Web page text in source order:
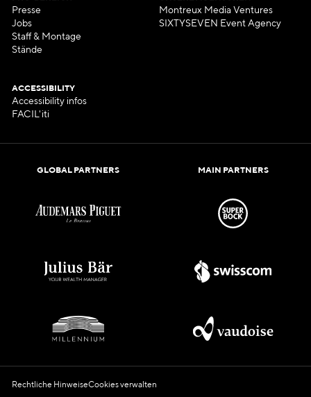
Presse
Jobs
Staff & Montage
Stände
Montreux Media Ventures
SIXTYSEVEN Event Agency
ACCESSIBILITY
Accessibility infos
FACIL'iti
GLOBAL PARTNERS MAIN PARTNERS
Rechtliche HinweiseCookies verwalten